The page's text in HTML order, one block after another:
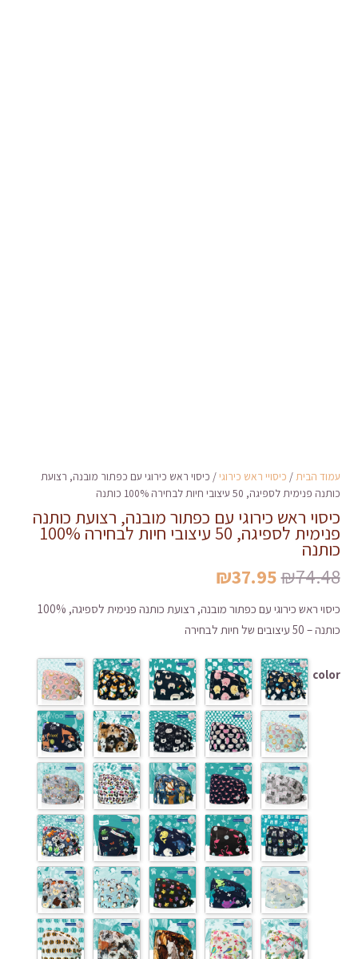
עמוד הבית / כיסויי ראש כירוגי/ כיסוי ראש כירוגי עם כפתור מובנה, רצועת
כותנה פנימית לספיגה, 50 עיצובי חיות לבחירה 100% כותנה
כיסוי ראש כירוגי עם כפתור מובנה, רצועת כותנה
פנימית לספיגה, 50 עיצובי חיות לבחירה 100%
כותנה
₪74.48
המחיר
היה:
₪74.48.
₪37.95
הוא:
₪37.95.
כיסוי ראש כירוגי עם כפתור מובנה, רצועת כותנה פנימית לספיגה, 100%
כותנה – 50 עיצובים של חיות לבחירה
color